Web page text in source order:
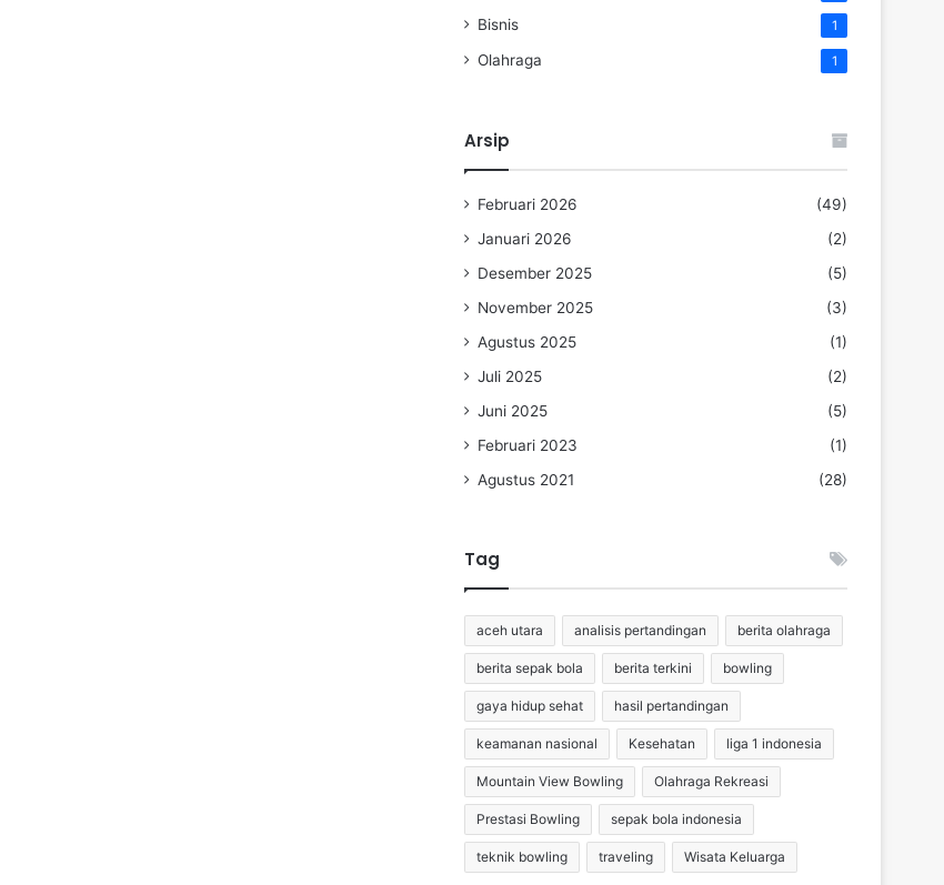
Bisnis 1
Olahraga 1
Arsip
Februari 2026
(49)
Januari 2026
(2)
Desember 2025
(5)
November 2025
(3)
Agustus 2025
(1)
Juli 2025
(2)
Juni 2025
(5)
Februari 2023
(1)
Agustus 2021
(28)
Tag
aceh utara analisis pertandingan berita olahraga
berita sepak bola berita terkini bowling
gaya hidup sehat hasil pertandingan
keamanan nasional Kesehatan liga 1 indonesia
Mountain View Bowling Olahraga Rekreasi
Prestasi Bowling sepak bola indonesia
teknik bowling traveling Wisata Keluarga